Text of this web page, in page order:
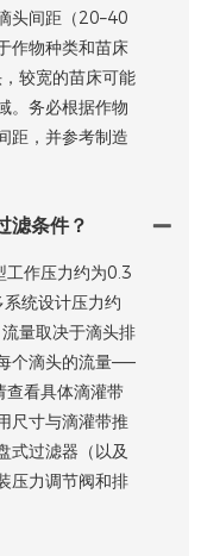
头间距（20–40
作物种类和苗床
较宽的苗床可能
。务必根据作物
距，并参考制造
滤条件？
作压力约为0.3
统设计压力约
量取决于滴头排
个滴头的流量——
查看具体滴灌带
尺寸与滴灌带推
式过滤器（以及
压力调节阀和排